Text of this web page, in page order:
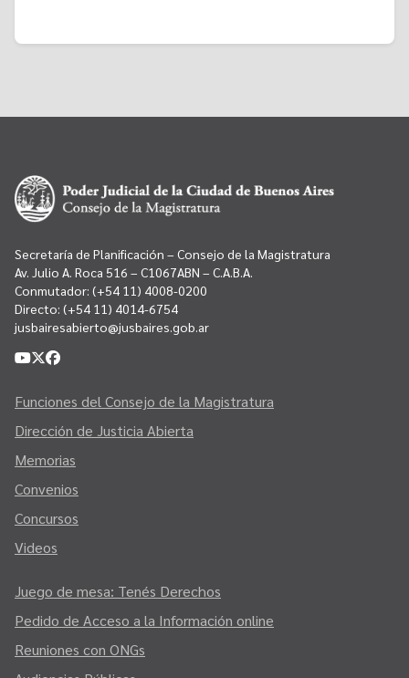
Secretaría de Planificación – Consejo de la Magistratura
Av. Julio A. Roca 516 – C1067ABN – C.A.B.A.
Conmutador: (+54 11) 4008-0200
Directo: (+54 11) 4014-6754
jusbairesabierto@jusbaires.gob.ar
Funciones del Consejo de la Magistratura
Dirección de Justicia Abierta
Memorias
Convenios
Concursos
Videos
Juego de mesa: Tenés Derechos
Pedido de Acceso a la Información online
Reuniones con ONGs